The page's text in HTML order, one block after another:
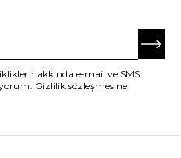
hakkında e-mail ve SMS
Gizlilik sözleşmesine